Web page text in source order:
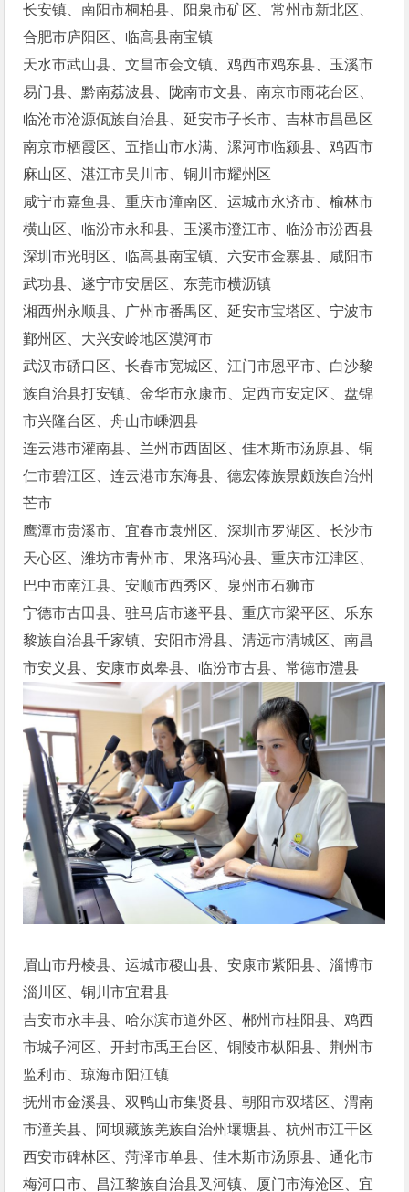
长安镇、南阳市桐柏县、阳泉市矿区、常州市新北区、
合肥市庐阳区、临高县南宝镇
天水市武山县、文昌市会文镇、鸡西市鸡东县、玉溪市
易门县、黔南荔波县、陇南市文县、南京市雨花台区、
临沧市沧源佤族自治县、延安市子长市、吉林市昌邑区
南京市栖霞区、五指山市水满、漯河市临颍县、鸡西市
麻山区、湛江市吴川市、铜川市耀州区
咸宁市嘉鱼县、重庆市潼南区、运城市永济市、榆林市
横山区、临汾市永和县、玉溪市澄江市、临汾市汾西县
深圳市光明区、临高县南宝镇、六安市金寨县、咸阳市
武功县、遂宁市安居区、东莞市横沥镇
湘西州永顺县、广州市番禺区、延安市宝塔区、宁波市
鄞州区、大兴安岭地区漠河市
武汉市硚口区、长春市宽城区、江门市恩平市、白沙黎
族自治县打安镇、金华市永康市、定西市安定区、盘锦
市兴隆台区、舟山市嵊泗县
连云港市灌南县、兰州市西固区、佳木斯市汤原县、铜
仁市碧江区、连云港市东海县、德宏傣族景颇族自治州
芒市
鹰潭市贵溪市、宜春市袁州区、深圳市罗湖区、长沙市
天心区、潍坊市青州市、果洛玛沁县、重庆市江津区、
巴中市南江县、安顺市西秀区、泉州市石狮市
宁德市古田县、驻马店市遂平县、重庆市梁平区、乐东
黎族自治县千家镇、安阳市滑县、清远市清城区、南昌
市安义县、安康市岚皋县、临汾市古县、常德市澧县
眉山市丹棱县、运城市稷山县、安康市紫阳县、淄博市
淄川区、铜川市宜君县
吉安市永丰县、哈尔滨市道外区、郴州市桂阳县、鸡西
市城子河区、开封市禹王台区、铜陵市枞阳县、荆州市
监利市、琼海市阳江镇
抚州市金溪县、双鸭山市集贤县、朝阳市双塔区、渭南
市潼关县、阿坝藏族羌族自治州壤塘县、杭州市江干区
西安市碑林区、菏泽市单县、佳木斯市汤原县、通化市
梅河口市、昌江黎族自治县叉河镇、厦门市海沧区、宜